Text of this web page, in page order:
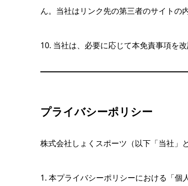
ん。当社はリンク先の第三者のサイトの
10. 当社は、必要に応じて本免責事項を
プライバシーポリシー
株式会社しょくスポーツ（以下「当社」
1. 本プライバシーポリシーにおける「個